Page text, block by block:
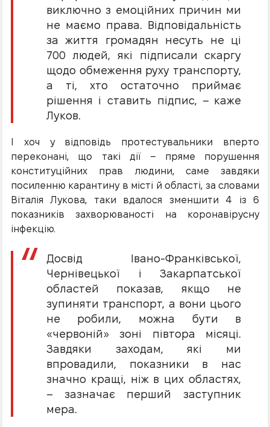
виключно з емоційних причин ми
не маємо права. Відповідальність
за життя громадян несуть не ці
700 людей, які підписали скаргу
щодо обмеження руху транспорту,
а ті, хто остаточно приймає
рішення і ставить підпис, – каже
Луков.
І хоч у відповідь протестувальники вперто
переконані, що такі дії – пряме порушення
конституційних прав людини, саме завдяки
посиленню карантину в місті й області, за словами
Віталія Лукова, таки вдалося зменшити 4 із 6
показників захворюваності на коронавірусну
інфекцію.
Досвід Івано-Франківської,
Чернівецької і Закарпатської
областей показав, якщо не
зупиняти транспорт, а вони цього
не робили, можна бути в
«червоній» зоні півтора місяці.
Завдяки заходам, які ми
впровадили, показники в нас
значно кращі, ніж в цих областях,
– зазначає перший заступник
мера.